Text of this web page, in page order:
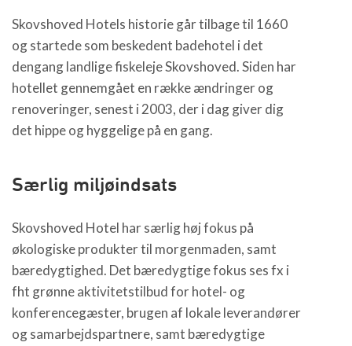
Skovshoved Hotels historie går tilbage til 1660
og startede som beskedent badehotel i det
dengang landlige fiskeleje Skovshoved. Siden har
hotellet gennemgået en række ændringer og
renoveringer, senest i 2003, der i dag giver dig
det hippe og hyggelige på en gang.
Særlig miljøindsats
Skovshoved Hotel har særlig høj fokus på
økologiske produkter til morgenmaden, samt
bæredygtighed. Det bæredygtige fokus ses fx i
fht grønne aktivitetstilbud for hotel- og
konferencegæster, brugen af lokale leverandører
og samarbejdspartnere, samt bæredygtige